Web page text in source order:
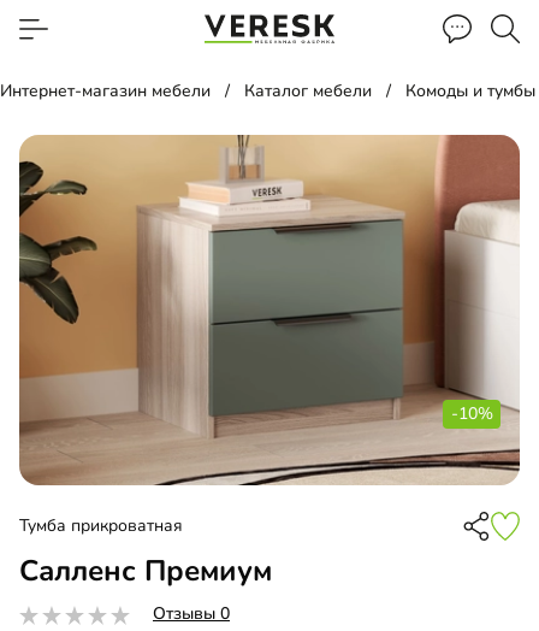
Интернет-магазин мебели Каталог мебели Комоды и тумбы
-10%
Тумба прикроватная
Салленс Премиум
Отзывы 0